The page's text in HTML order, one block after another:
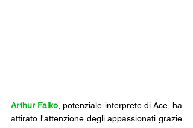
Arthur Falko , potenziale interprete di Ace, ha
attirato l'attenzione degli appassionati grazie